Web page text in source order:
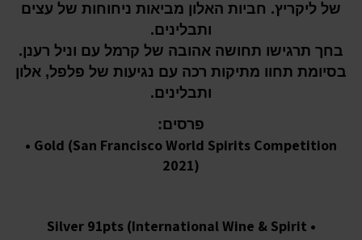
של ליקריץ. חביות האלון מביאות ניחוחות של עצים
ותבלינים.
בחך תרגישו תחושה אהובה של קרמל עם וניל רענן.
בסיומת תחוו מתיקות רכה עם נגיעות של פלפל, אלון
ותבלינים.
פרסים:
• Gold (San Francisco World Spirits Competition
2021)
• Silver 91pts (International Wine & Spirit